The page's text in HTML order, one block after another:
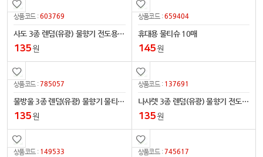
상품코드 :603769
사도 3종 렌덤(유광) 물향기 전도용 물티슈 10매용
135원
상품코드 :659404
휴대용 물티슈 10매
145원
상품코드 :785057
물방울 3종 렌덤(유광) 물향기 물티슈 10매용
135원
상품코드 : 137691
나사렛 3종 렌덤(유광) 물향기 전도용 물티슈 10매용
135원
상품코드 : 149533 상품코드 :745617